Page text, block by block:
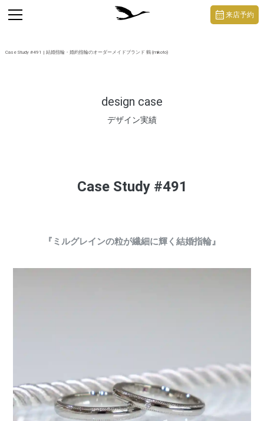
Case Study #491 | 結婚指輪・婚約指輪のオーダーメイドブランド 鶴 (mikoto)
design case
デザイン実績
toggle
navigation
来店予約
Case Study #491
『ミルグレインの粒が繊細に輝く結婚指輪』